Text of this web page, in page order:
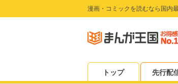
漫画・コミックを読むなら国内
トップ 先行配